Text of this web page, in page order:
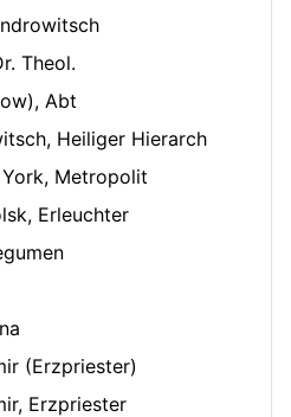
Theol.
Abt
Heiliger Hierarch
Metropolit
Erleuchter
(Erzpriester)
Erzpriester